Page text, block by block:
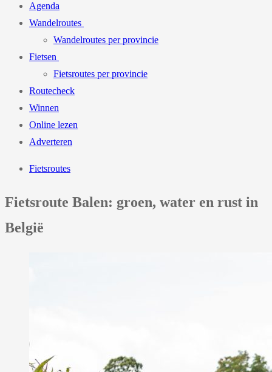
Agenda
Wandelroutes
Wandelroutes per provincie
Fietsen
Fietsroutes per provincie
Routecheck
Winnen
Online lezen
Adverteren
Fietsroutes
Fietsroute Balen: groen, water en rust in
België